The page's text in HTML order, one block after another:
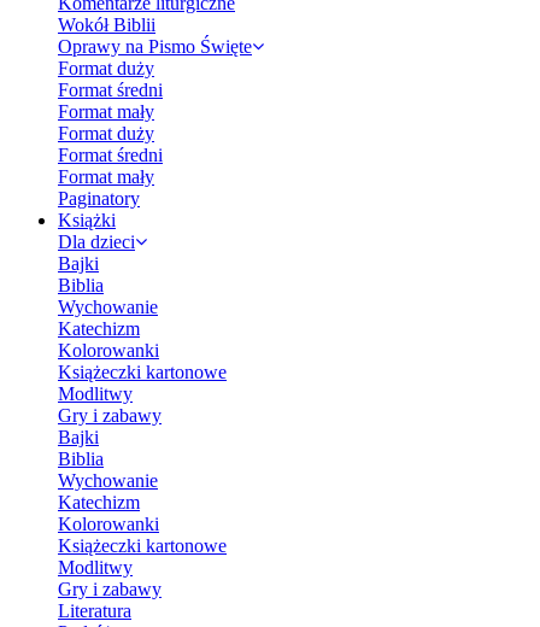
Wokół Biblii
Oprawy na Pismo Święte
Format duży
Format średni
Format mały
Format duży
Format średni
Format mały
Paginatory
Książki
Dla dzieci
Bajki
Biblia
Wychowanie
Katechizm
Kolorowanki
Książeczki kartonowe
Modlitwy
Gry i zabawy
Bajki
Biblia
Wychowanie
Katechizm
Kolorowanki
Książeczki kartonowe
Modlitwy
Gry i zabawy
Literatura